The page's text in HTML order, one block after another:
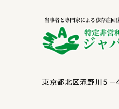
東京都北区滝野川５－